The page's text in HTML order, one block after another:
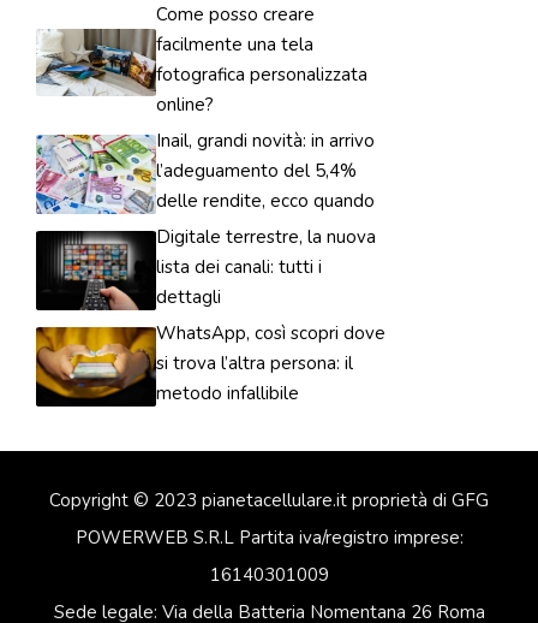
Come posso creare
facilmente una tela
fotografica personalizzata
online?
Inail, grandi novità: in arrivo
l’adeguamento del 5,4%
delle rendite, ecco quando
Digitale terrestre, la nuova
lista dei canali: tutti i
dettagli
WhatsApp, così scopri dove
si trova l’altra persona: il
metodo infallibile
Copyright © 2023 pianetacellulare.it proprietà di GFG
POWERWEB S.R.L Partita iva/registro imprese:
16140301009
Sede legale: Via della Batteria Nomentana 26 Roma